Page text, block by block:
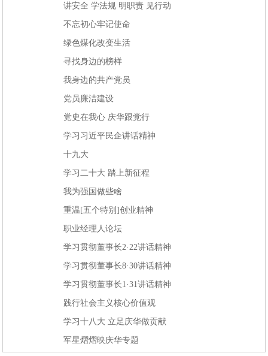
讲安全 学法规 明职责 见行动
不忘初心牢记使命
绿色煤化改变生活
寻找身边的榜样
我身边的共产党员
党员廉洁建设
党史在我心 庆华跟党行
学习习近平民企讲话精神
十九大
学习二十大 踏上新征程
我为强国做些啥
重温[五个特别]创业精神
职业经理人论坛
学习贯彻董事长2·22讲话精神
学习贯彻董事长8·30讲话精神
学习贯彻董事长1·31讲话精神
践行社会主义核心价值观
学习十八大 立足庆华做贡献
军星熠熠映庆华专题